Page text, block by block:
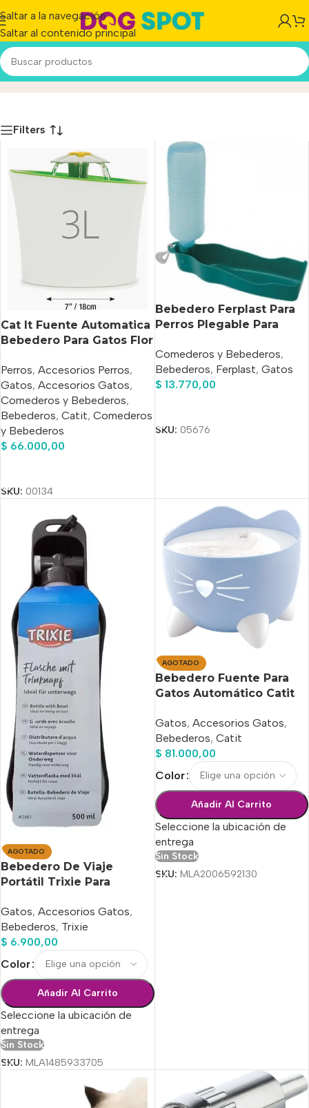
Saltar a la navegación
Saltar al contenido principal
BebederosInicio/Producto
Filters
Cat It Fuente Automatica
Bebedero Para Gatos Flor
Perros, Accesorios Perros,
Gatos, Accesorios Gatos,
Comederos y Bebederos,
Bebederos, Catit, Comederos
y Bebederos
$ 66.000,00
SKU: 00134
Bebedero Ferplast Para
Perros Plegable Para
Comederos y Bebederos,
Bebederos, Ferplast, Gatos
$ 13.770,00
SKU: 05676
AGOTADO
Bebedero De Viaje
Portátil Trixie Para
Gatos, Accesorios Gatos,
Bebederos, Trixie
$ 6.900,00
Color
Añadir Al Carrito
Seleccione la ubicación de
entrega
Sin Stock
SKU: MLA1485933705
AGOTADO
Bebedero Fuente Para
Gatos Automático Catit
Gatos, Accesorios Gatos,
Bebederos, Catit
$ 81.000,00
Color
Añadir Al Carrito
Seleccione la ubicación de
entrega
Sin Stock
SKU: MLA2006592130